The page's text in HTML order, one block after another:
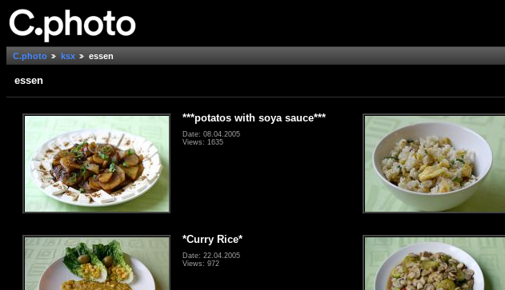
C.photo ksx essen
essen
***potatos with soya sauce***
Date: 08.04.2005
Views: 1635
*Curry Rice*
Date: 22.04.2005
Views: 972